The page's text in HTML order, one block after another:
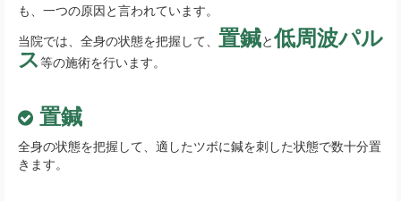
も、一つの原因と言われています。
当院では、全身の状態を把握して、 置鍼と低周波パル
ス等の施術を行います。
置鍼
全身の状態を把握して、適したツボに鍼を刺した状態で数十分置
きます。